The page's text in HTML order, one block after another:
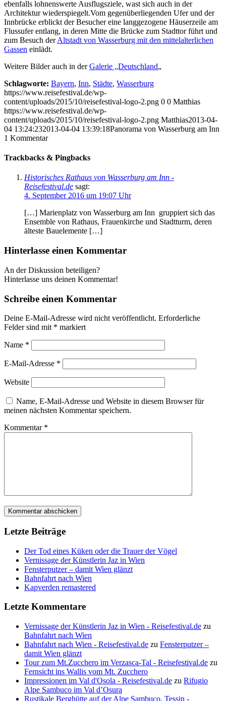
ebenfalls lohnenswerte Ausflugsziele, wast sich auch in der
Architektur wiederspiegelt.Vom gegenüberliegenden Ufer und der
Innbrücke erblickt der Besucher eine langgezogene Häuserzeile am
Flussufer entlang, in deren Mitte die Brücke zum Stadttor führt und
zum Besuch derAltstadt von Wasserburg mit den mittelalterlichen
Gassen einlädt.
Weitere Bilder auch in derGalerie „Deutschland„
Schlagworte: Bayern, Inn, Städte, Wasserburg
https://www.reisefestival.de/wp-
content/uploads/2015/10/reisefestival-logo-2.png 0 0 Matthias
https://www.reisefestival.de/wp-
content/uploads/2015/10/reisefestival-logo-2.png Matthias2013-04-
04 13:24:232013-04-04 13:39:18Panorama von Wasserburg am Inn
1 Kommentar
Trackbacks & Pingbacks
Historisches Rathaus von Wasserburg am Inn -
Reisefestival.de sagt:
4. September 2016 um 19:07 Uhr
[…] Marienplatz von Wasserburg am Inn gruppiert sich das
Ensemble von Rathaus, Frauenkirche und Stadtturm, deren
älteste Bauelemente […]
Hinterlasse einen Kommentar
An der Diskussion beteiligen?
Hinterlasse uns deinen Kommentar!
Schreibe einen Kommentar
Deine E-Mail-Adresse wird nicht veröffentlicht. Erforderliche
Felder sind mit * markiert
Name *
E-Mail-Adresse *
Website
Name, E-Mail-Adresse und Website in diesem Browser für
meinen nächsten Kommentar speichern.
Kommentar *
Letzte Beiträge
Der Tod eines Küken oder die Trauer der Vögel
Vernissage der Künstlerin Jaz in Wien
Fensterputzer – damit Wien glänzt
Bahnfahrt nach Wien
Kapverden remastered
Letzte Kommentare
Vernissage der Künstlerin Jaz in Wien - Reisefestival.de zu
Bahnfahrt nach Wien
Bahnfahrt nach Wien - Reisefestival.de zu Fensterputzer –
damit Wien glänzt
Tour zum Mt.Zucchero im Verzasca-Tal - Reisefestival.de zu
Fernsicht ins Wallis vom Mt. Zucchero
Impressionen im Val d'Osola - Reisefestival.de zu Rifugio
Alpe Sambuco im Val d’Osura
Rustikale Berghütte auf der Alpe Sambuco, Tessin -